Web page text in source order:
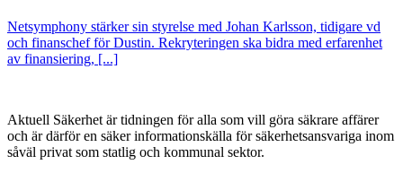
Netsymphony stärker sin styrelse med Johan Karlsson, tidigare vd
och finanschef för Dustin. Rekryteringen ska bidra med erfarenhet
av finansiering, [...]
Aktuell Säkerhet är tidningen för alla som vill göra säkrare affärer
och är därför en säker informationskälla för säkerhets­ansvariga inom
såväl privat som statlig och kommunal sektor.